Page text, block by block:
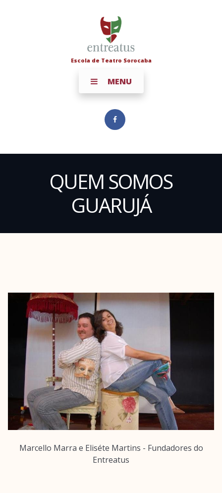
Escola de Teatro Sorocaba
MENU
QUEM SOMOS
GUARUJÁ
Marcello Marra e Eliséte Martins - Fundadores do
Entreatus